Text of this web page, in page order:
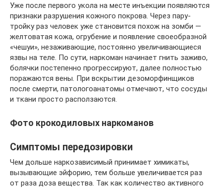
Уже после первого укола на месте инъекции появляются
признаки разрушения кожного покрова. Через пару-
тройку раз человек уже становится похож на зомби —
желтоватая кожа, огрубение и появление своеобразной
«чешуи», незаживающие, постоянно увеличивающиеся
язвы на теле. По сути, наркоман начинает гнить заживо,
болячки постепенно прогрессируют, далее полностью
поражаются вены. При вскрытии дезоморфинщиков
после смерти, патологоанатомы отмечают, что сосуды
и ткани просто расползаются.
Фото крокодиловых наркоманов
Симптомы передозировки
Чем дольше наркозависимый принимает химикаты,
вызывающие эйфорию, тем больше увеличивается раз
от раза доза вещества. Так как количество активного